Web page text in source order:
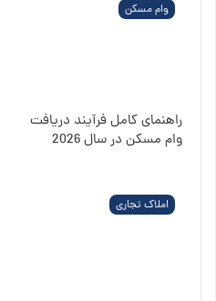
وام مسکن
راهنمای کامل فرآیند دریافت
وام مسکن در سال 2026
املاک تجاری